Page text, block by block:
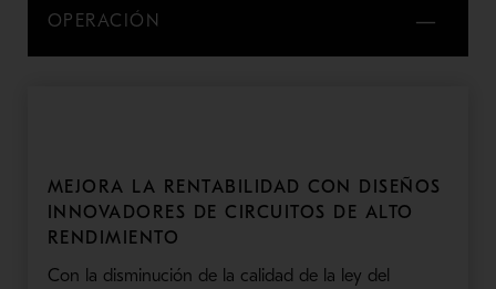
OPERACIÓN
MEJORA
LA RENTABILIDAD CON DISEÑOS
INNOVADORES DE CIRCUITOS DE ALTO
RENDIMIENTO
Con la disminución de la calidad de la ley del